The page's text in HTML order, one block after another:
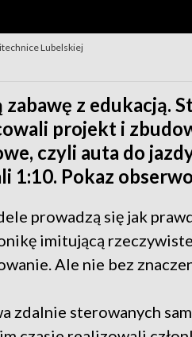
Lubelskiej
zabawę z edukacją.
projekt i
czyli auta do
1:10. Pokaz
prowadzą się jak
imitującą
Ale nie bez
zdalnie sterowanych